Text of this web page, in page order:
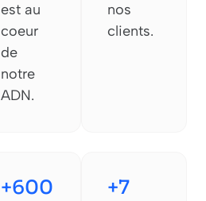
est au
coeur
de
notre
ADN.
nos
clients.
+600 +7